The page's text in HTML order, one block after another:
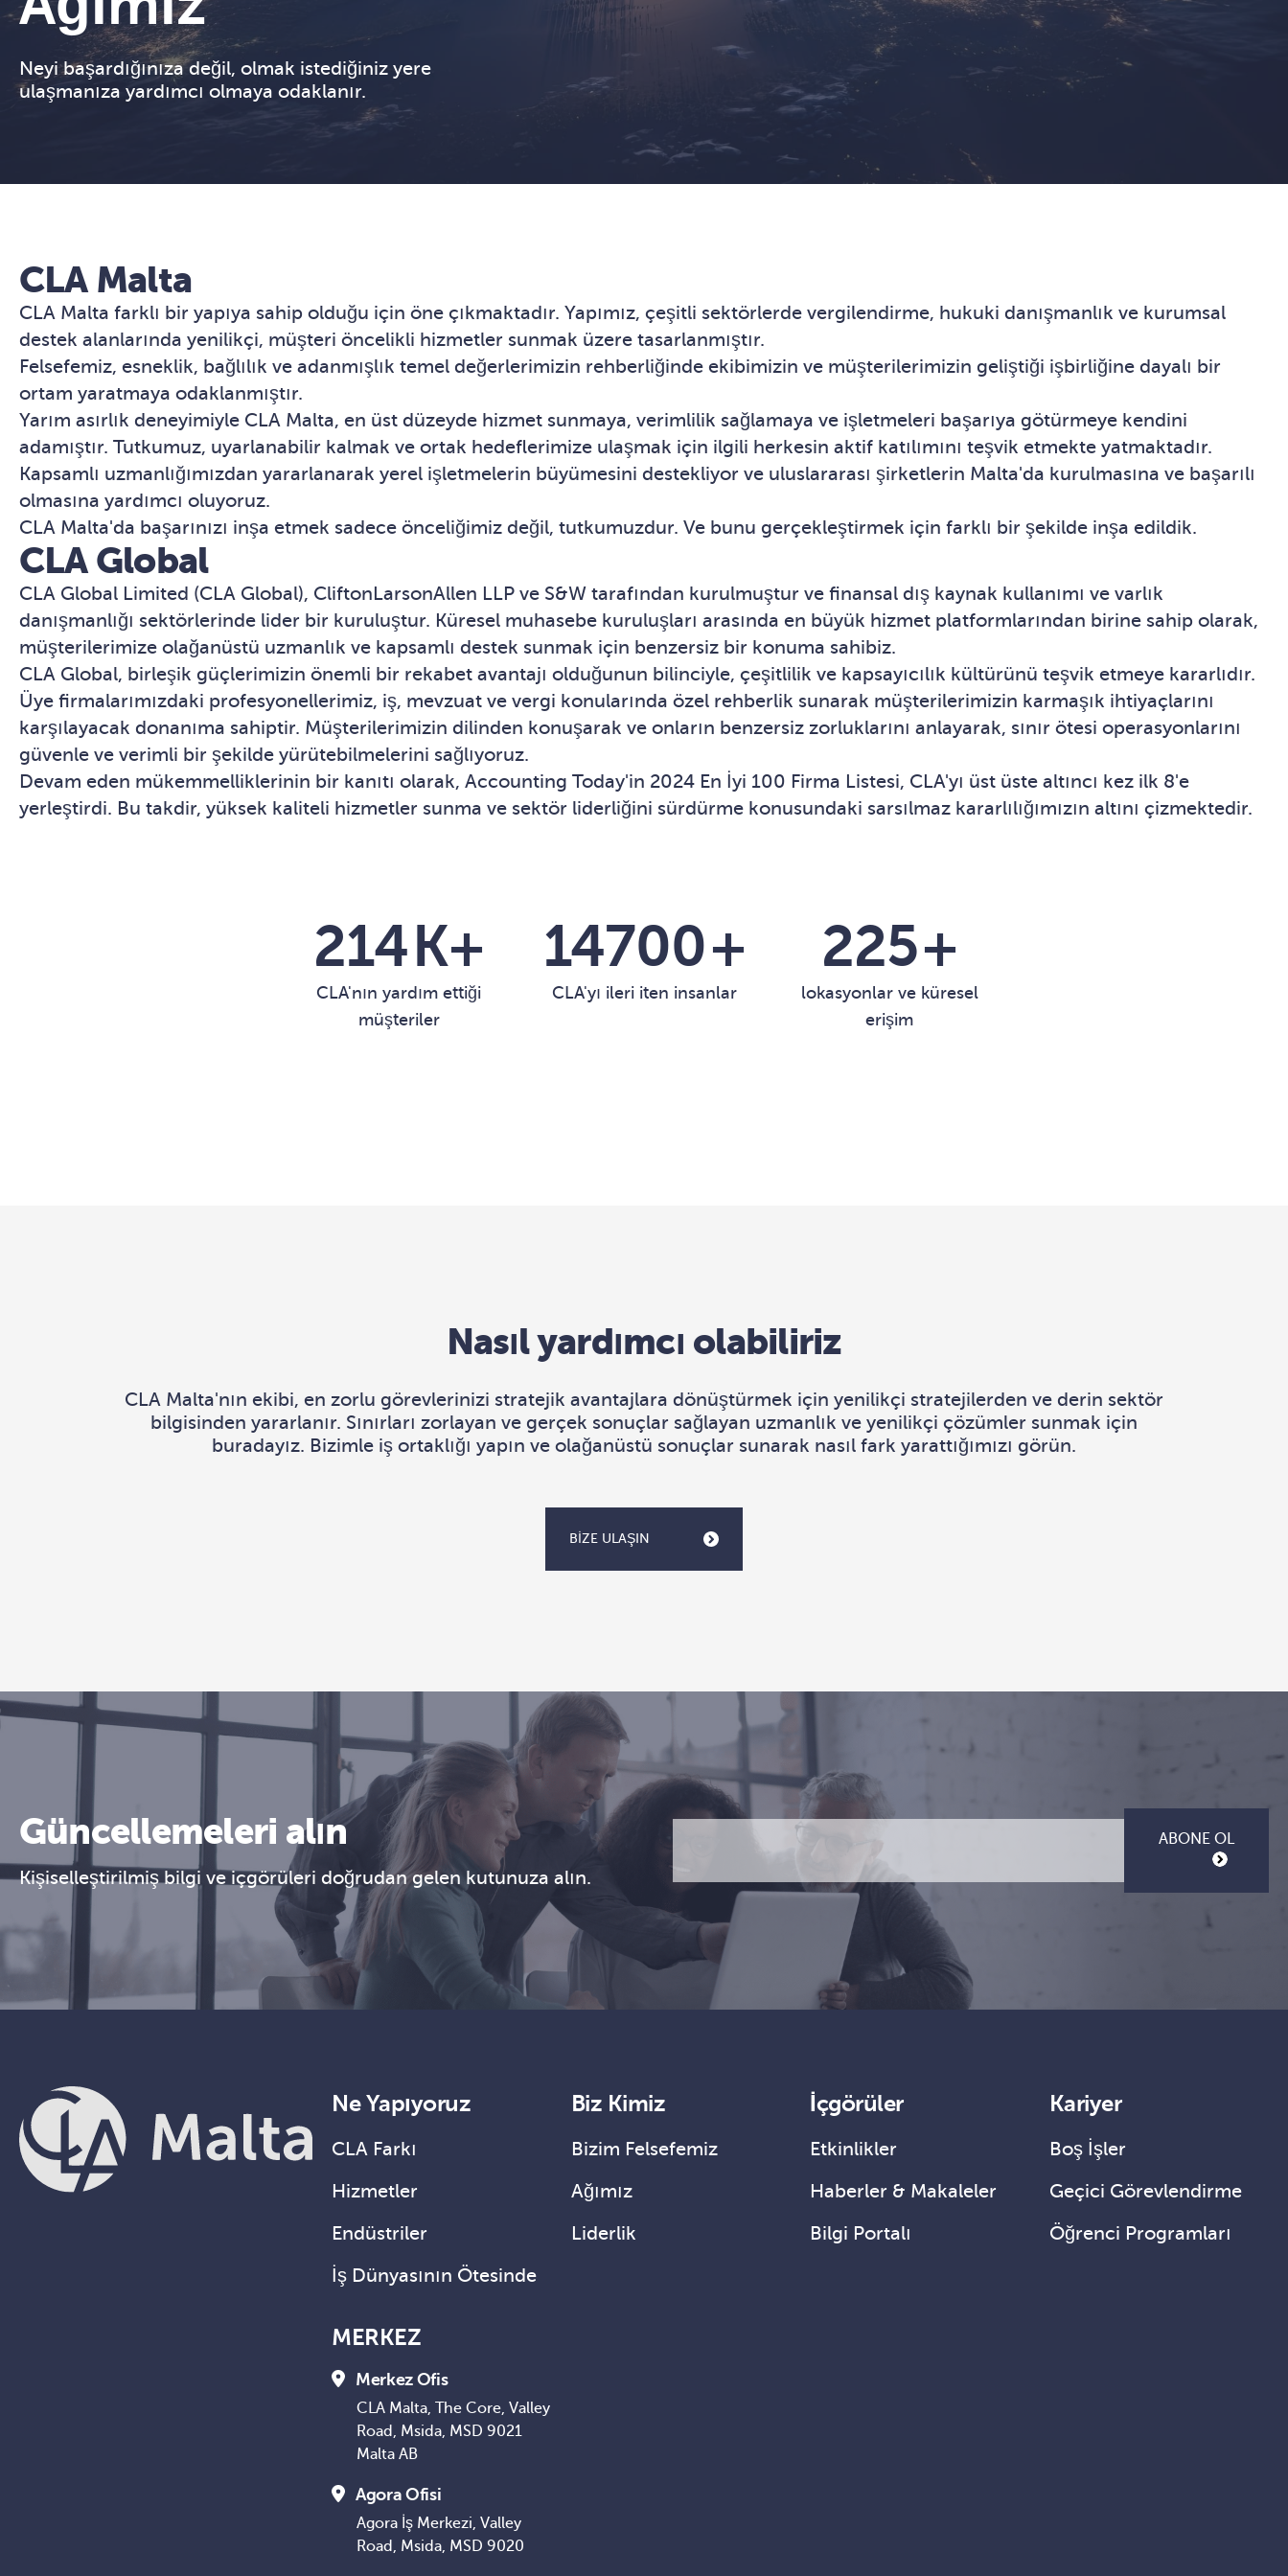
Neyi başardığınıza değil, olmak istediğiniz yere
ulaşmanıza yardımcı olmaya odaklanır.
CLA Malta
CLA Malta farklı bir yapıya sahip olduğu için öne çıkmaktadır. Yapımız, çeşitli sektörlerde vergilendirme, hukuki danışmanlık ve kurumsal
destek alanlarında yenilikçi, müşteri öncelikli hizmetler sunmak üzere tasarlanmıştır.
Felsefemiz, esneklik, bağlılık ve adanmışlık temel değerlerimizin rehberliğinde ekibimizin ve müşterilerimizin geliştiği işbirliğine dayalı bir
ortam yaratmaya odaklanmıştır.
Yarım asırlık deneyimiyle CLA Malta, en üst düzeyde hizmet sunmaya, verimlilik sağlamaya ve işletmeleri başarıya götürmeye kendini
adamıştır. Tutkumuz, uyarlanabilir kalmak ve ortak hedeflerimize ulaşmak için ilgili herkesin aktif katılımını teşvik etmekte yatmaktadır.
Kapsamlı uzmanlığımızdan yararlanarak yerel işletmelerin büyümesini destekliyor ve uluslararası şirketlerin Malta'da kurulmasına ve başarılı
olmasına yardımcı oluyoruz.
CLA Malta'da başarınızı inşa etmek sadece önceliğimiz değil, tutkumuzdur. Ve bunu gerçekleştirmek için farklı bir şekilde inşa edildik.
CLA Global
CLA Global Limited (CLA Global), CliftonLarsonAllen LLP ve S&W tarafından kurulmuştur ve finansal dış kaynak kullanımı ve varlık
danışmanlığı sektörlerinde lider bir kuruluştur. Küresel muhasebe kuruluşları arasında en büyük hizmet platformlarından birine sahip olarak,
müşterilerimize olağanüstü uzmanlık ve kapsamlı destek sunmak için benzersiz bir konuma sahibiz.
CLA Global, birleşik güçlerimizin önemli bir rekabet avantajı olduğunun bilinciyle, çeşitlilik ve kapsayıcılık kültürünü teşvik etmeye kararlıdır.
Üye firmalarımızdaki profesyonellerimiz, iş, mevzuat ve vergi konularında özel rehberlik sunarak müşterilerimizin karmaşık ihtiyaçlarını
karşılayacak donanıma sahiptir. Müşterilerimizin dilinden konuşarak ve onların benzersiz zorluklarını anlayarak, sınır ötesi operasyonlarını
güvenle ve verimli bir şekilde yürütebilmelerini sağlıyoruz.
Devam eden mükemmelliklerinin bir kanıtı olarak, Accounting Today'in 2024 En İyi 100 Firma Listesi, CLA'yı üst üste altıncı kez ilk 8'e
yerleştirdi. Bu takdir, yüksek kaliteli hizmetler sunma ve sektör liderliğini sürdürme konusundaki sarsılmaz kararlılığımızın altını çizmektedir.
218K+
CLA'nın yardım ettiği
müşteriler
15000+
CLA'yı ileri iten insanlar
230+
lokasyonlar ve küresel
erişim
Nasıl yardımcı olabiliriz
CLA Malta'nın ekibi, en zorlu görevlerinizi stratejik avantajlara dönüştürmek için yenilikçi stratejilerden ve derin sektör
bilgisinden yararlanır. Sınırları zorlayan ve gerçek sonuçlar sağlayan uzmanlık ve yenilikçi çözümler sunmak için
buradayız. Bizimle iş ortaklığı yapın ve olağanüstü sonuçlar sunarak nasıl fark yarattığımızı görün.
BIZE ULAŞIN
Güncellemeleri alın
Kişiselleştirilmiş bilgi ve içgörüleri doğrudan gelen kutunuza alın.
ABONE OL
Ne Yapıyoruz
CLA Farkı
Hizmetler
Endüstriler
İş Dünyasının Ötesinde
Biz Kimiz
Bizim Felsefemiz
Ağımız
Liderlik
İçgörüler
Etkinlikler
Haberler & Makaleler
Bilgi Portalı
Kariyer
Boş İşler
Geçici Görevlendirme
Öğrenci Programları
MERKEZ
Merkez Ofis
CLA Malta, The Core, Valley
Road, Msida, MSD 9021
Malta AB
Agora Ofisi
Agora İş Merkezi, Valley
Road, Msida, MSD 9020